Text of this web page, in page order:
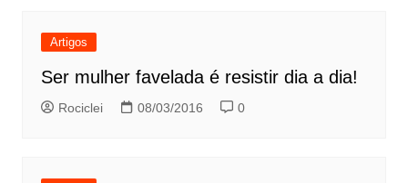
Artigos
Ser mulher favelada é resistir dia a dia!
Rociclei 08/03/2016 0